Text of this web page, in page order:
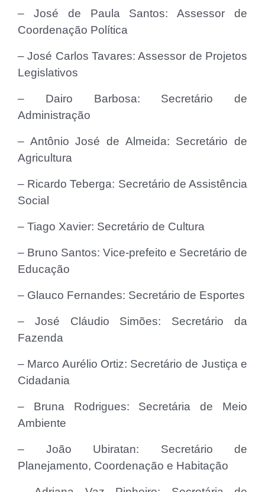
– José de Paula Santos: Assessor de
Coordenação Política
– José Carlos Tavares: Assessor de Projetos
Legislativos
– Dairo Barbosa: Secretário de
Administração
– Antônio José de Almeida: Secretário de
Agricultura
– Ricardo Teberga: Secretário de Assistência
Social
– Tiago Xavier: Secretário de Cultura
– Bruno Santos: Vice-prefeito e Secretário de
Educação
– Glauco Fernandes: Secretário de Esportes
– José Cláudio Simões: Secretário da
Fazenda
– Marco Aurélio Ortiz: Secretário de Justiça e
Cidadania
– Bruna Rodrigues: Secretária de Meio
Ambiente
– João Ubiratan: Secretário de
Planejamento, Coordenação e Habitação